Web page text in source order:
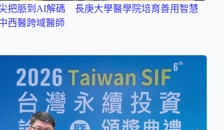
把脈到AI解碼 長庚大學醫學院培育善用智慧
西醫跨域醫師